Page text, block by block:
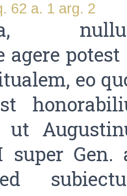
62 a. 1 arg. 2
agere
eo
ut
Gen.